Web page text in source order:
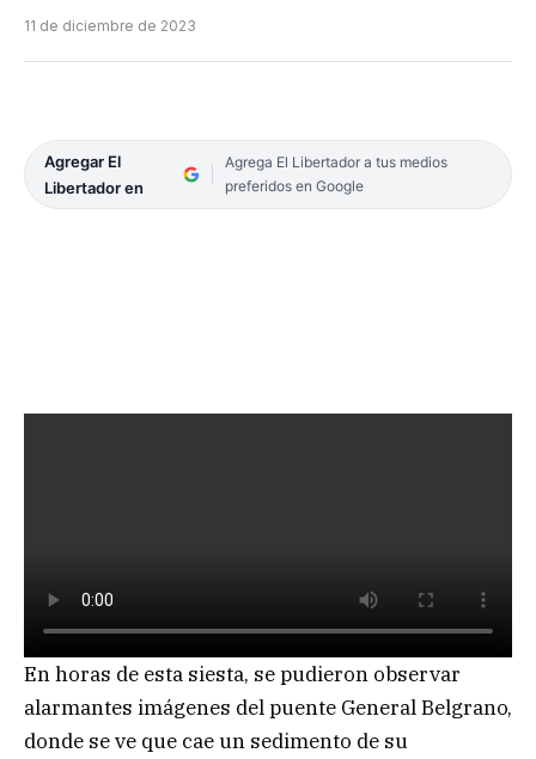
11 de diciembre de 2023
Agregar El
Libertador en
Agrega El Libertador a tus medios
preferidos en Google
En horas de esta siesta, se pudieron observar
alarmantes imágenes del puente General Belgrano,
donde se ve que cae un sedimento de su